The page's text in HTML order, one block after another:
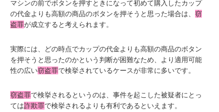
マシンの前でボタンを押すときになって初めて購入したカップ
の代金よりも高額の商品のボタンを押そうと思った場合は、窃
盗罪が成立すると考えられます。
実際には、どの時点でカップの代金よりも高額の商品のボタン
を押そうと思ったのかという判断が困難なため、より適用可能
性の広い窃盗罪で検挙されているケースが非常に多いです。
窃盗罪で検挙されるというのは、事件を起こした被疑者にとっ
ては詐欺罪で検挙されるよりも有利であるといえます。